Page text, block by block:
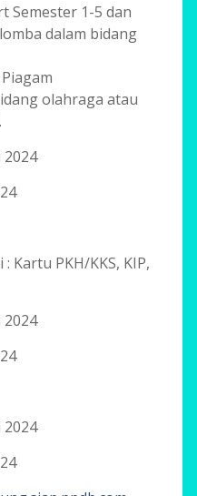
Semester 1-5 dan
dalam bidang
olahraga atau
2024
Kartu PKH/KKS, KIP,
2024
2024